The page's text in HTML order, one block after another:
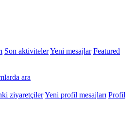
Son aktivitelerYeni mesajlar Featured
ara
ziyaretçilerYeni profil mesajları Profil